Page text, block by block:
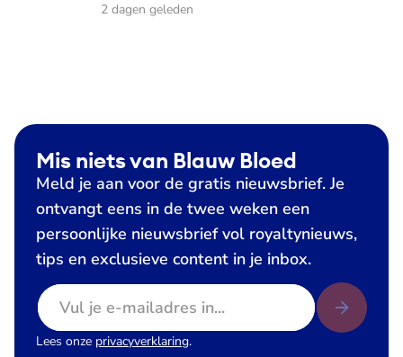
2 dagen geleden
Mis niets van Blauw Bloed
Meld je aan voor de gratis nieuwsbrief. Je
ontvangt eens in de twee weken een
persoonlijke nieuwsbrief vol royaltynieuws,
tips en exclusieve content in je inbox.
E-mailadres
Lees onze privacyverklaring.